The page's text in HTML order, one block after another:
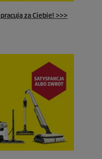
za Ciebie! >>>